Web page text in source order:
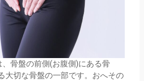
骨盤の前側(お腹側)にある骨
大切な骨盤の一部です。おへその